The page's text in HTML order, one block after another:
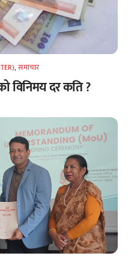
,समाचार
विनिमय दर कति ?